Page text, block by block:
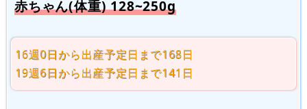
赤ちゃん(体重) 128~250g
16週0日から出産予定日まで168日
19週6日から出産予定日まで141日